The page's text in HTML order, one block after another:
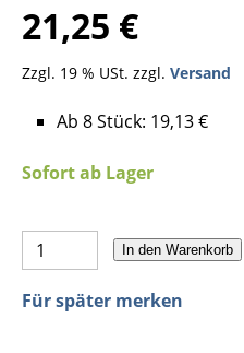
21,25 €
Zzgl. 19 % USt. zzgl. Versand
Ab 8 Stück: 19,13 €
Sofort ab Lager
In den Warenkorb
Für später merken